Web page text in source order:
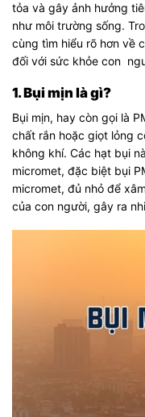
tỏa và gây ảnh hưởng
như môi trường sống.
cùng tìm hiểu rõ hơn về
đối với sức khỏe con
1. Bụi mịn là gì?
Bụi mịn, hay còn gọi là
chất rắn hoặc giọt lỏng
không khí. Các hạt bụi
micromet, đặc biệt bụi
micromet, đủ nhỏ để
của con người, gây ra